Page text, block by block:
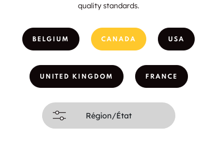
quality standards.
BELGIUM CANADA USA
UNITED KINGDOM FRANCE
Région/État